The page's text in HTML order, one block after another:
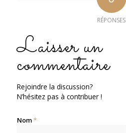
RÉPONSES
Laisser un
commentaire
Rejoindre la discussion?
N’hésitez pas à contribuer !
Nom*